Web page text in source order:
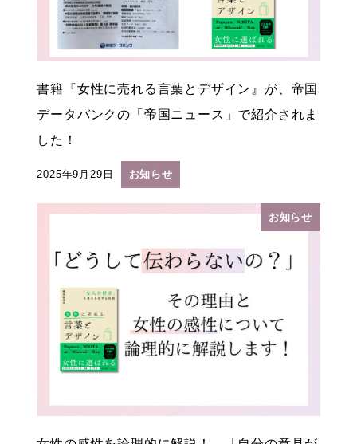
書籍『女性に売れる言葉とデザイン』が、帝国
データバンクの「帝国ニュース」で紹介されま
した！
投稿日
2025年9月29日 お知らせ
お知らせ